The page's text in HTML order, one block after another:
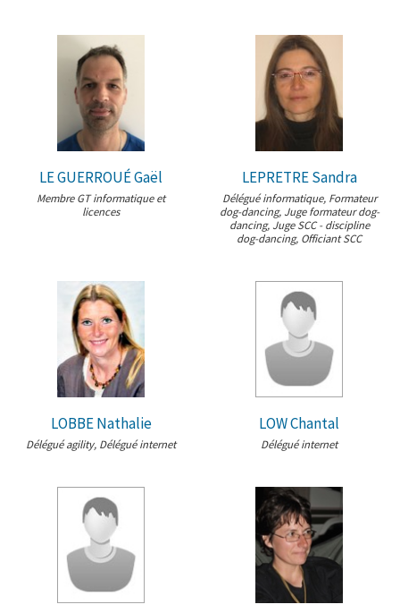
LE GUERROUÉ Gaël
Membre GT informatique et
licences
LEPRETRE Sandra
Délégué informatique, Formateur
dog-dancing, Juge formateur dog-
dancing, Juge SCC - discipline
dog-dancing, Officiant SCC
LOBBE Nathalie
Délégué agility, Délégué internet
LOW Chantal
Délégué internet